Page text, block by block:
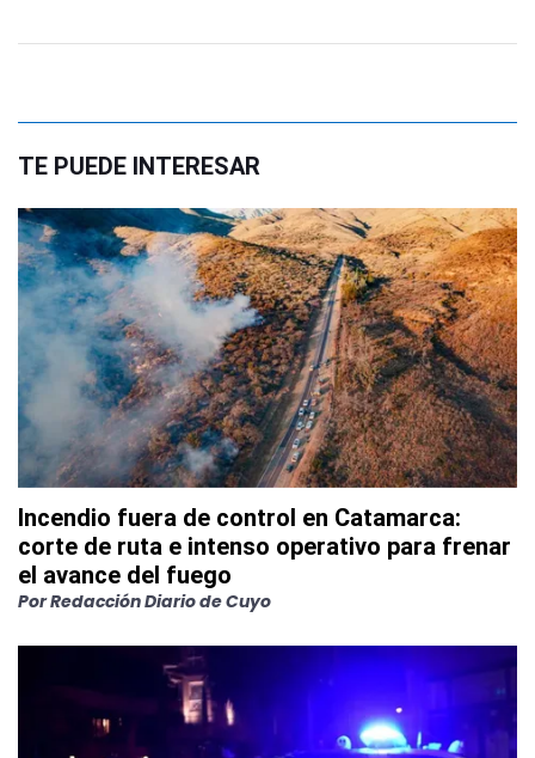
TE PUEDE INTERESAR
Incendio fuera de control en Catamarca:
corte de ruta e intenso operativo para frenar
el avance del fuego
PorRedacción Diario de Cuyo